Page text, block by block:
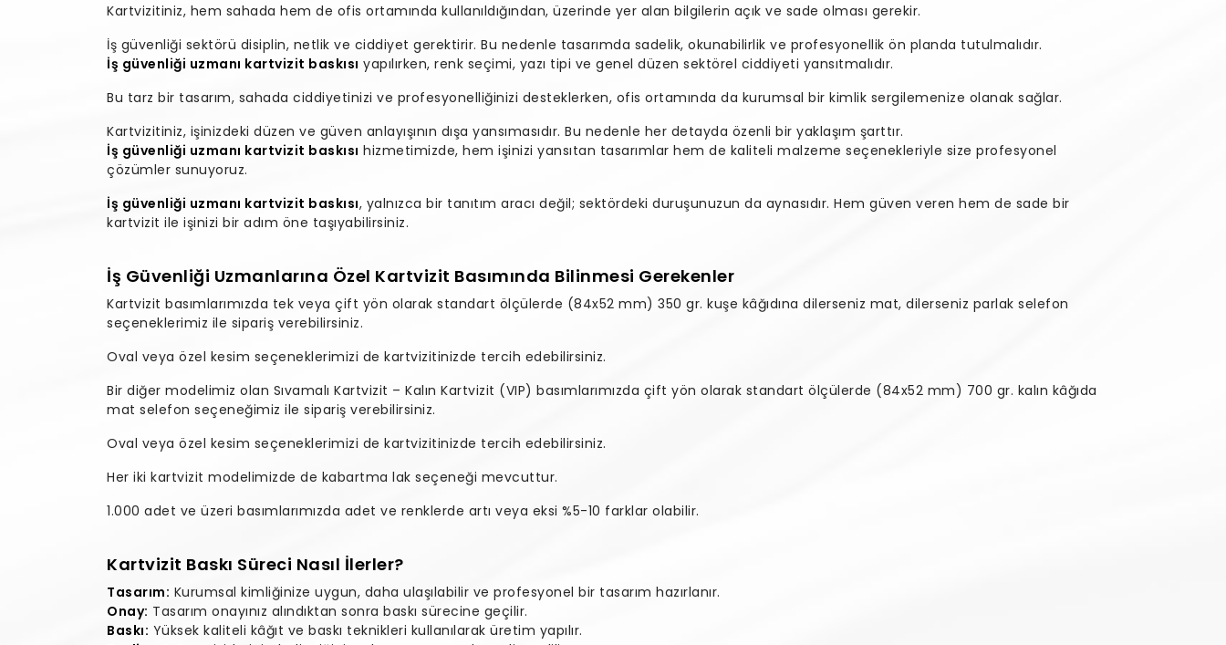
Kartvizitiniz, hem sahada hem de ofis ortamında kullanıldığından, üzerinde yer alan bilgilerin açık ve sade olması gerekir.
İş güvenliği sektörü disiplin, netlik ve ciddiyet gerektirir. Bu nedenle tasarımda sadelik, okunabilirlik ve profesyonellik ön planda tutulmalıdır.
İş güvenliği uzmanı kartvizit baskısı yapılırken, renk seçimi, yazı tipi ve genel düzen sektörel ciddiyeti yansıtmalıdır.
Bu tarz bir tasarım, sahada ciddiyetinizi ve profesyonelliğinizi desteklerken, ofis ortamında da kurumsal bir kimlik sergilemenize olanak sağlar.
Kartvizitiniz, işinizdeki düzen ve güven anlayışının dışa yansımasıdır. Bu nedenle her detayda özenli bir yaklaşım şarttır.
İş güvenliği uzmanı kartvizit baskısı hizmetimizde, hem işinizi yansıtan tasarımlar hem de kaliteli malzeme seçenekleriyle size profesyonel
çözümler sunuyoruz.
İş güvenliği uzmanı kartvizit baskısı, yalnızca bir tanıtım aracı değil; sektördeki duruşunuzun da aynasıdır. Hem güven veren hem de sade bir
kartvizit ile işinizi bir adım öne taşıyabilirsiniz.
İş Güvenliği Uzmanlarına Özel Kartvizit Basımında Bilinmesi Gerekenler
Kartvizit basımlarımızda tek veya çift yön olarak standart ölçülerde (84x52 mm) 350 gr. kuşe kâğıdına dilerseniz mat, dilerseniz parlak selefon
seçeneklerimiz ile sipariş verebilirsiniz.
Oval veya özel kesim seçeneklerimizi de kartvizitinizde tercih edebilirsiniz.
Bir diğer modelimiz olan Sıvamalı Kartvizit – Kalın Kartvizit (VIP) basımlarımızda çift yön olarak standart ölçülerde (84x52 mm) 700 gr. kalın kâğıda
mat selefon seçeneğimiz ile sipariş verebilirsiniz.
Oval veya özel kesim seçeneklerimizi de kartvizitinizde tercih edebilirsiniz.
Her iki kartvizit modelimizde de kabartma lak seçeneği mevcuttur.
1.000 adet ve üzeri basımlarımızda adet ve renklerde artı veya eksi %5-10 farklar olabilir.
Kartvizit Baskı Süreci Nasıl İlerler?
Tasarım: Kurumsal kimliğinize uygun, daha ulaşılabilir ve profesyonel bir tasarım hazırlanır.
Onay: Tasarım onayınız alındıktan sonra baskı sürecine geçilir.
Baskı: Yüksek kaliteli kâğıt ve baskı teknikleri kullanılarak üretim yapılır.